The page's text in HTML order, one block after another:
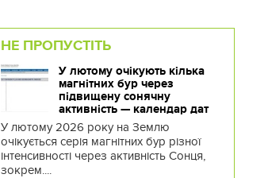
НЕ ПРОПУСТІТЬ
У лютому очікують кілька
магнітних бур через
підвищену сонячну
активність — календар дат
У лютому 2026 року на Землю
очікується серія магнітних бур різної
інтенсивності через активність Сонця,
зокрем....